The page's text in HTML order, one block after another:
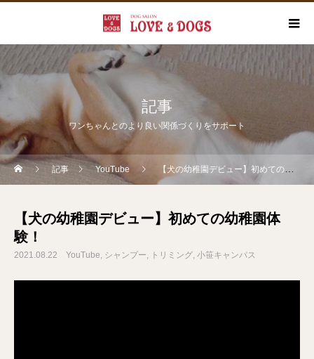
記事
ワンちゃんとのより良い関係づくりをサポート
記事 YouTube 【犬の幼稚園デビュー】初めての幼稚園体験！
【犬の幼稚園デビュー】初めての幼稚園体
験！
2021.08.22 YouTube シャンプー トリミング 小笹キャンパス